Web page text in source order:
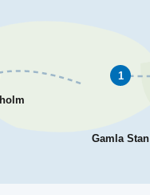
1
Gamla Stan